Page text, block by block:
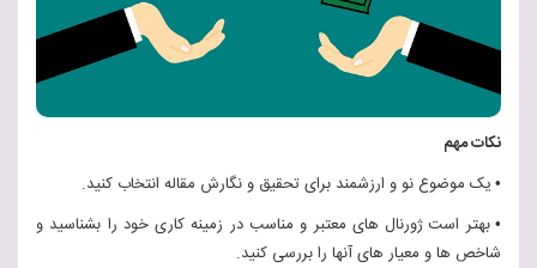
نکات مهم
•یک موضوع نو و ارزشمند برای تحقیق و نگارش مقاله انتخاب کنید.
•بهتر است ژورنال های معتبر و مناسب در زمینه کاری خود را بشناسید و
شاخص ها و معیار های آنها رابررسی کنید.